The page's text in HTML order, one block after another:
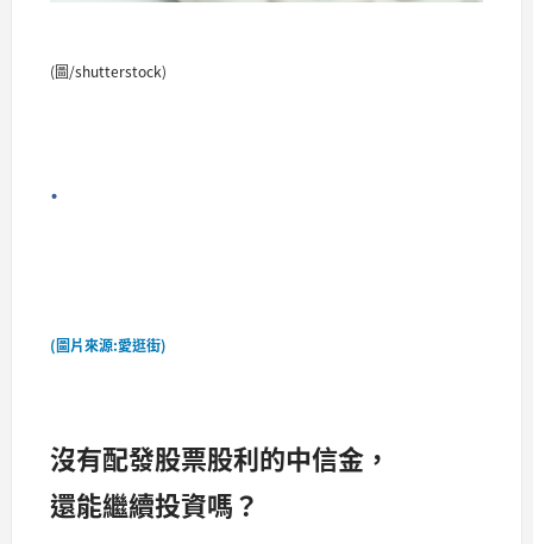
(圖/shutterstock)
.
(圖片來源:愛逛街)
沒有配發股票股利的中信金，
還能繼續投資嗎？